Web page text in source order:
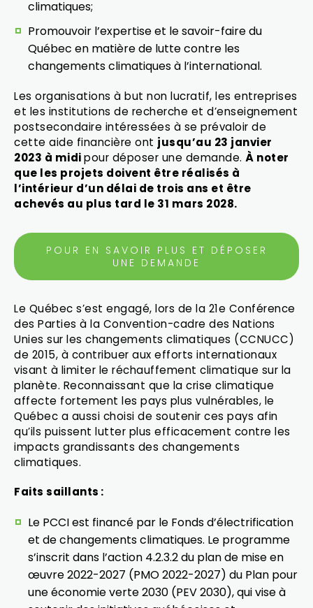
climatiques;
Promouvoir l’expertise et le savoir-faire du
Québec en matière de lutte contre les
changements climatiques à l’international.
Les organisations à but non lucratif, les entreprises
et les institutions de recherche et d’enseignement
postsecondaire intéressées à se prévaloir de
cette aide financière ont jusqu’au 23 janvier
2023 à midipour déposer une demande. À noter
que les projets doivent être réalisés à
l’intérieur d’un délai de trois ans et être
achevés au plus tard le 31 mars 2028.
POUR EN SAVOIR PLUS ET DÉPOSER
UNE DEMANDE
Le Québec s’est engagé, lors de la 21e Conférence
des Parties à la Convention-cadre des Nations
Unies sur les changements climatiques (CCNUCC)
de 2015, à contribuer aux efforts internationaux
visant à limiter le réchauffement climatique sur la
planète. Reconnaissant que la crise climatique
affecte fortement les pays plus vulnérables, le
Québec a aussi choisi de soutenir ces pays afin
qu’ils puissent lutter plus efficacement contre les
impacts grandissants des changements
climatiques.
Faits saillants :
Le PCCI est financé par le Fonds d’électrification
et de changements climatiques. Le programme
s’inscrit dans l’action 4.2.3.2 du plan de mise en
œuvre 2022-2027 (PMO 2022-2027) du Plan pour
une économie verte 2030 (PEV 2030), qui vise à